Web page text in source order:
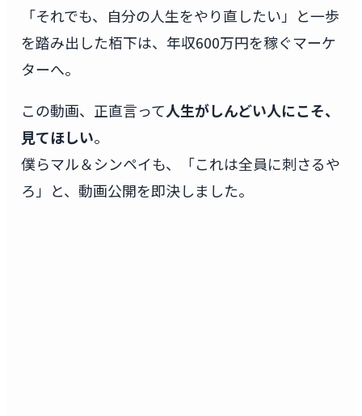
「それでも、自分の人生をやり直したい」と一歩
を踏み出した栢下は、年収600万円を稼ぐマーケ
ターへ。
この動画、正直言って人生がしんどい人にこそ、
見てほしい。
僕らマル＆シンペイも、「これは全員に刺さるや
ろ」と、動画公開を即決しました。